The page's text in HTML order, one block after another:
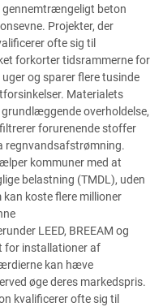
gennemtrængeligt beton
Projekter, der
ofte sig til
forkorter tidsrammerne for
og sparer flere tusinde
Materialets
overholdelse,
forurenende stoffer
regnvandsafstrømning.
kommuner med at
belastning (TMDL), uden
koste flere millioner
LEED, BREEAM og
for installationer af
kan hæve
øge deres markedspris.
kvalificerer ofte sig til